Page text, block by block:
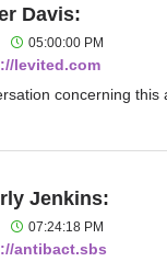
Davis:
05:00:00 PM
levited.com
concerning
Jenkins:
07:24:18 PM
antibact.sbs